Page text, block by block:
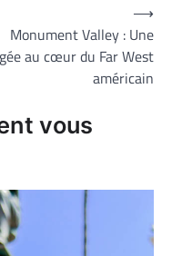
Monument Valley : Une
au cœur du Far West
américain
⟶
vous